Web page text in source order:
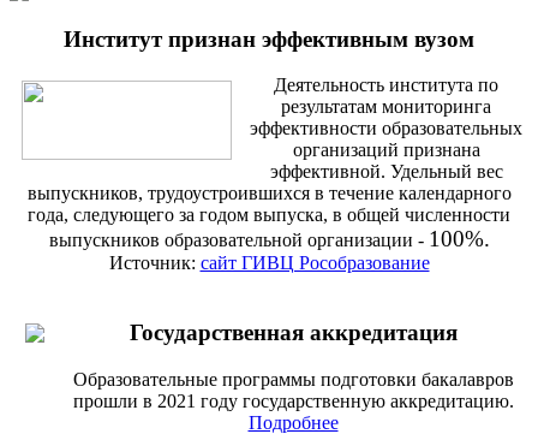
Институт признан эффективным вузом
Деятельность института по
результатам мониторинга
эффективности образовательных
организаций признана
эффективной. Удельный вес
выпускников, трудоустроившихся в течение календарного
года, следующего за годом выпуска, в общей численности
выпускников образовательной организации - 100%.
Источник: сайт ГИВЦ Рособразование
Государственная аккредитация
Образовательные программы подготовки бакалавров
прошли в 2021 году государственную аккредитацию.
Подробнее